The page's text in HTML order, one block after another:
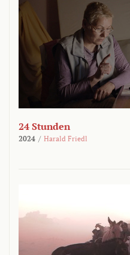
24 Stunden
2024 / Harald Friedl